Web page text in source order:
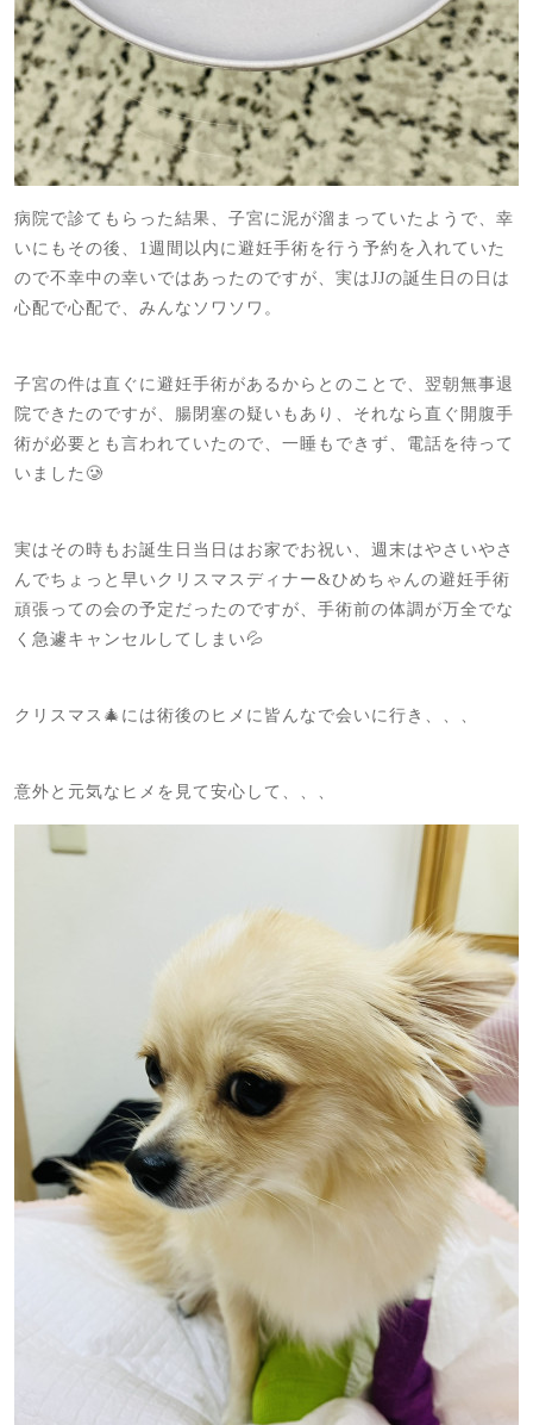
病院で診てもらった結果、子宮に泥が溜まっていたようで、幸
いにもその後、1週間以内に避妊手術を行う予約を入れていた
ので不幸中の幸いではあったのですが、実はJJの誕生日の日は
心配で心配で、みんなソワソワ。
子宮の件は直ぐに避妊手術があるからとのことで、翌朝無事退
院できたのですが、腸閉塞の疑いもあり、それなら直ぐ開腹手
術が必要とも言われていたので、一睡もできず、電話を待って
いました🥲
実はその時もお誕生日当日はお家でお祝い、週末はやさいやさ
んでちょっと早いクリスマスディナー&ひめちゃんの避妊手術
頑張っての会の予定だったのですが、手術前の体調が万全でな
く急遽キャンセルしてしまい💦
クリスマス🎄には術後のヒメに皆んなで会いに行き、、、
意外と元気なヒメを見て安心して、、、